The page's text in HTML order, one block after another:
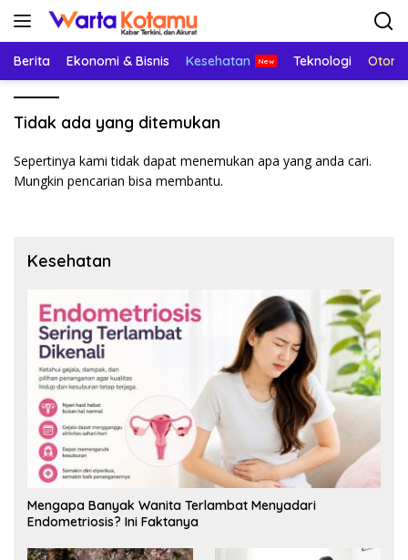
Langsung
Berita Ekonomi & Bisnis Kesehatan Teknologi
Tidak ada yang ditemukan
Sepertinya kami tidak dapat menemukan apa yang anda cari.
Mungkin pencarian bisa membantu.
Kesehatan
Mengapa Banyak Wanita Terlambat Menyadari
Endometriosis? Ini Faktanya